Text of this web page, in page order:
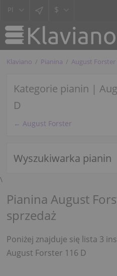
$
Klaviano Pianina August Forster
Kategorie pianin |
D
← August Forster
Wyszukiwarka pianin
\
Pianina August
sprzedaż
Poniżej znajduje się lista 3
August Forster 116 D